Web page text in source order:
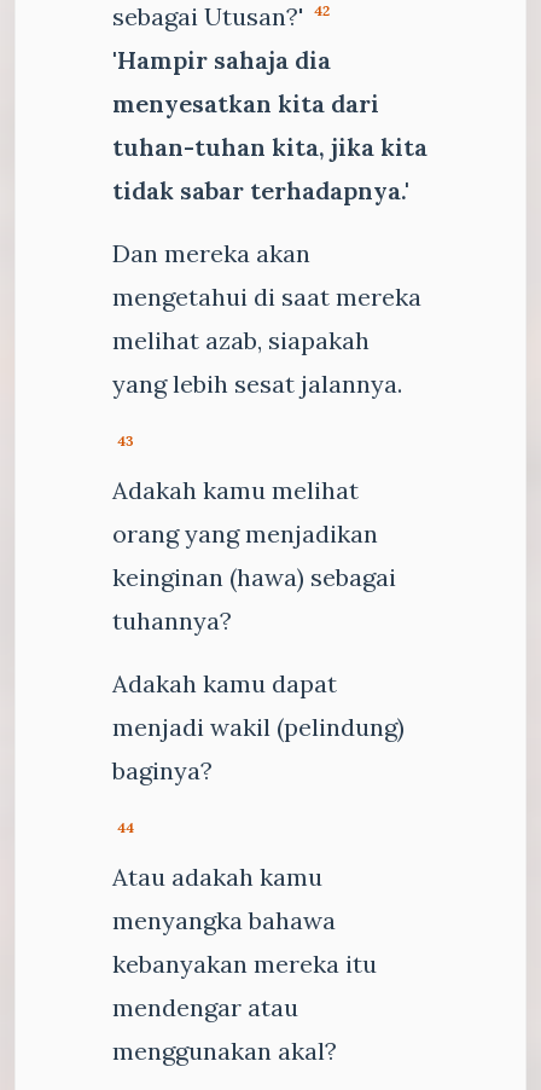
sebagai Utusan?'
42
'Hampir sahaja dia
menyesatkan kita dari
tuhan-tuhan kita, jika kita
tidak sabar terhadapnya.'
Dan mereka akan
mengetahui di saat mereka
melihat azab, siapakah
yang lebih sesat jalannya.
43
Adakah kamu melihat
orang yang menjadikan
keinginan (hawa) sebagai
tuhannya?
Adakah kamu dapat
menjadi wakil (pelindung)
baginya?
44
Atau adakah kamu
menyangka bahawa
kebanyakan mereka itu
mendengar atau
menggunakan akal?